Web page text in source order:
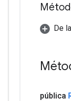
De
pública